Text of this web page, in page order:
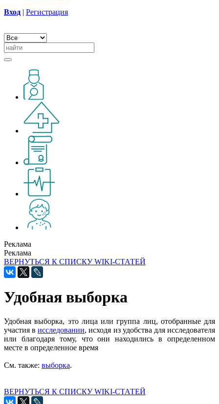
Вход | Регистрация
Реклама
Реклама
ВЕРНУТЬСЯ К СПИСКУ WIKI-СТАТЕЙ
Удобная выборка
Удобная выборка, это лица или группа лиц, отобранные для
участия висследовании, исходя из удобства для исследователя
или благодаря тому, что они находились в определенном
месте в определенное время
См. также: выборка.
ВЕРНУТЬСЯ К СПИСКУ WIKI-СТАТЕЙ